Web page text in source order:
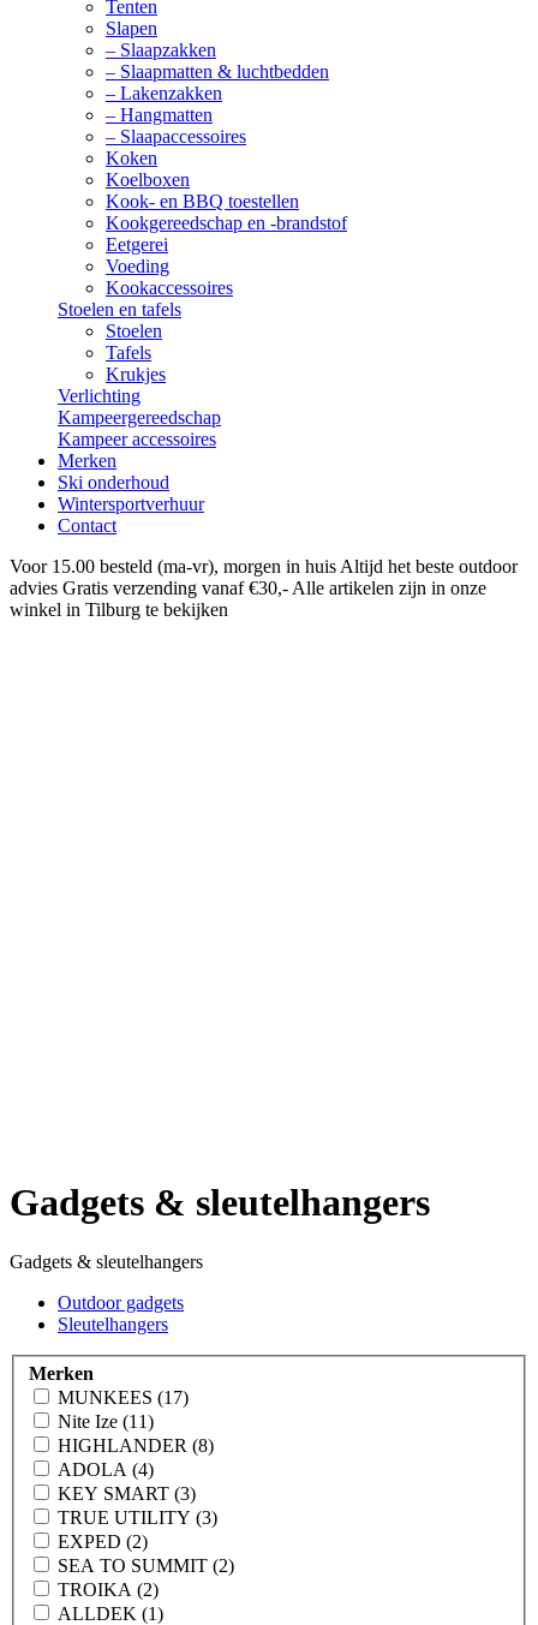
Tenten
Slapen
– Slaapzakken
– Slaapmatten & luchtbedden
– Lakenzakken
– Hangmatten
– Slaapaccessoires
Koken
Koelboxen
Kook- en BBQ toestellen
Kookgereedschap en -brandstof
Eetgerei
Voeding
Kookaccessoires
Stoelen en tafels
Stoelen
Tafels
Krukjes
Verlichting
Kampeergereedschap
Kampeer accessoires
Merken
Ski onderhoud
Wintersportverhuur
Contact
Voor 15.00 besteld (ma-vr), morgen in huis Altijd het beste outdoor
advies Gratis verzending vanaf €30,- Alle artikelen zijn in onze
winkel in Tilburg te bekijken
Gadgets & sleutelhangers
Gadgets & sleutelhangers
Outdoor gadgets
Sleutelhangers
Merken
MUNKEES (17)
Nite Ize (11)
HIGHLANDER (8)
ADOLA (4)
KEY SMART (3)
TRUE UTILITY (3)
EXPED (2)
SEA TO SUMMIT (2)
TROIKA (2)
ALLDEK (1)